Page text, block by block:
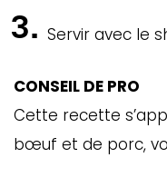
Servir avec le
CONSEIL DE PRO
Cette recette
bœuf et de porc,